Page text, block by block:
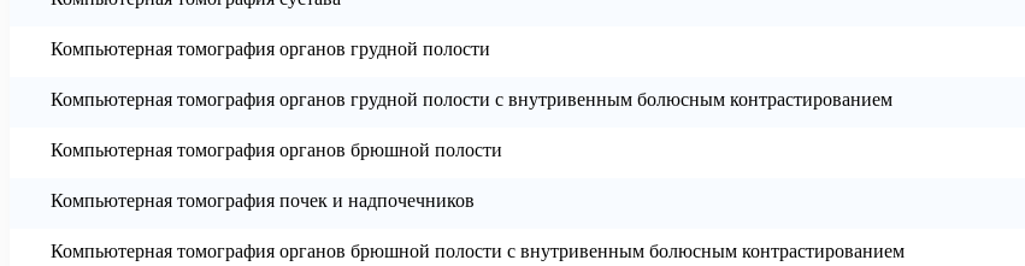
Компьютерная томография органов грудной полости
Компьютерная томография органов грудной полости с внутривенным болюсным контрастированием
Компьютерная томография органов брюшной полости
Компьютерная томография почек и надпочечников
Компьютерная томография органов брюшной полости с внутривенным болюсным контрастированием